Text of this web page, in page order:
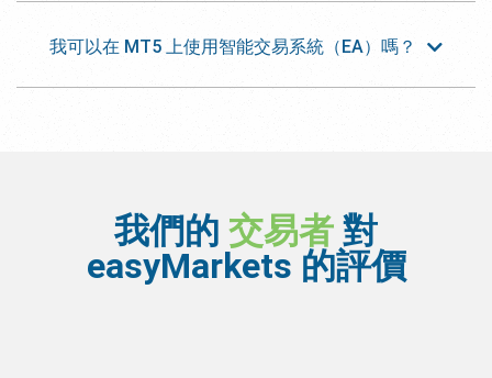
我可以在 MT5 上使用智能交易系統（EA）嗎？
我們的 交易者 對
easyMarkets 的評價